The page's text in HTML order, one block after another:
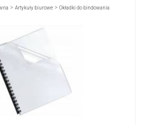
> Artykuły biurowe > Okładki do bindowania